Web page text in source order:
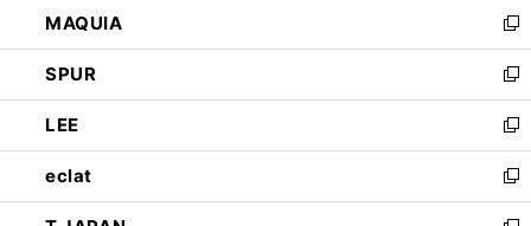
ド
ウ
で
開
く
ィ
ン
ド
ウ
で
開
く
い
ウ
ィ
ン
ド
ウ
で
開
MAQUIA
新
し
い
ウ
ィ
ン
ド
ウ
SPUR
新
し
い
ウ
ィ
ン
LEE
新
し
い
ウ
eclat
新
し